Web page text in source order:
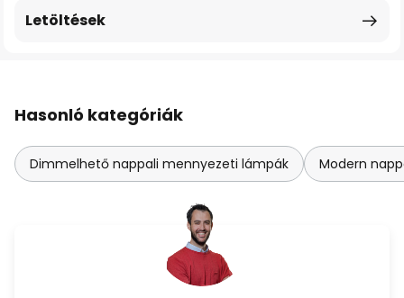
Letöltések
Hasonló kategóriák
Dimmelhető nappali mennyezeti lámpák Modern